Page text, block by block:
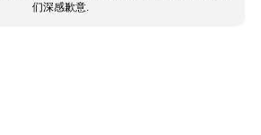
们深感歉意.